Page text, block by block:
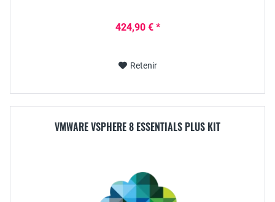
424,90 € *
Retenir
VMWARE VSPHERE 8 ESSENTIALS PLUS KIT